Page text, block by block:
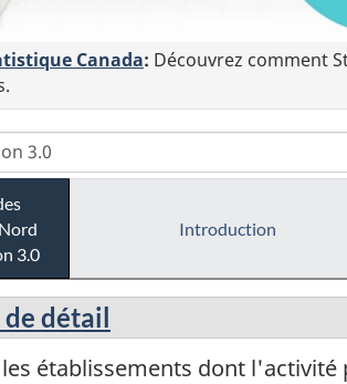
Canada: Découvrez comment
3.0
Introduction
détail
établissements dont